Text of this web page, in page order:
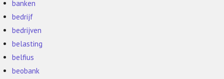
banken
bedrijf
bedrijven
belasting
belfius
beobank